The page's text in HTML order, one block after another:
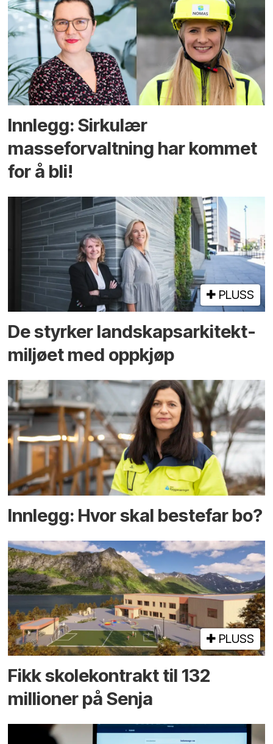
Innlegg: Sirkulær
masseforvaltning har kommet
for å bli!
PLUSS
De styrker landskaps­arkitekt­
miljøet med oppkjøp
Innlegg: Hvor skal bestefar bo?
PLUSS
Fikk skole­kontrakt til 132
millioner på Senja